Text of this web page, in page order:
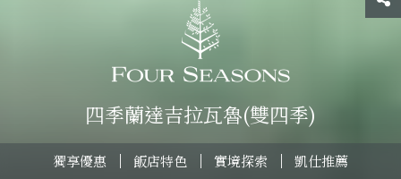
四季蘭達吉拉瓦魯(雙四季)
獨享優惠 飯店特色 實境探索 凱仕推薦